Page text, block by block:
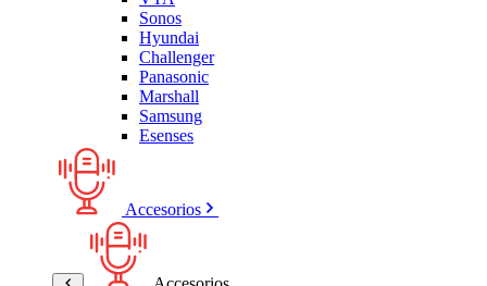
Sonos
Hyundai
Challenger
Panasonic
Marshall
Samsung
Esenses
Accesorios